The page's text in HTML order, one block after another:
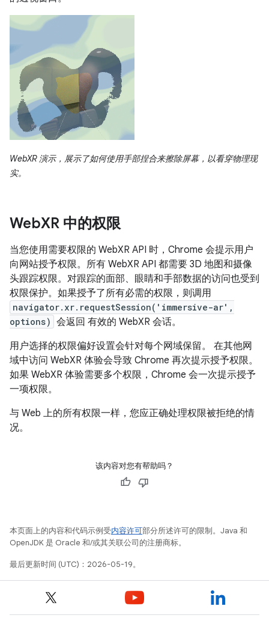
WebXR 演示，展示了如何使用手部捏合来擦除屏幕，以看穿物理现
实。
WebXR 中的权限
当您使用需要权限的 WebXR API 时，Chrome 会提示用户
向网站授予权限。所有 WebXR API 都需要 3D 地图和摄像
头跟踪权限。对跟踪的面部、眼睛和手部数据的访问也受到
权限保护。如果授予了所有必需的权限，则调用
navigator.xr.requestSession('immersive-ar',
options) 会返回 有效的 WebXR 会话。
用户选择的权限偏好设置会针对每个网域保留。 在其他网
域中访问 WebXR 体验会导致 Chrome 再次提示授予权限。
如果 WebXR 体验需要多个权限，Chrome 会一次提示授予
一项权限。
与 Web 上的所有权限一样，您应正确处理权限被拒绝的情
况。
该内容对您有帮助吗？
本页面上的内容和代码示例受内容许可部分所述许可的限制。Java 和
OpenJDK 是 Oracle 和/或其关联公司的注册商标。
最后更新时间 (UTC)：2026-05-19。